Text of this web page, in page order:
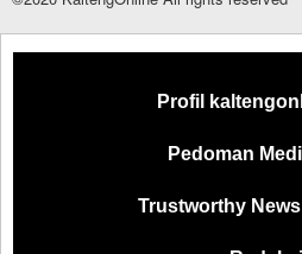
Profil
Pedoman
Trustworthy